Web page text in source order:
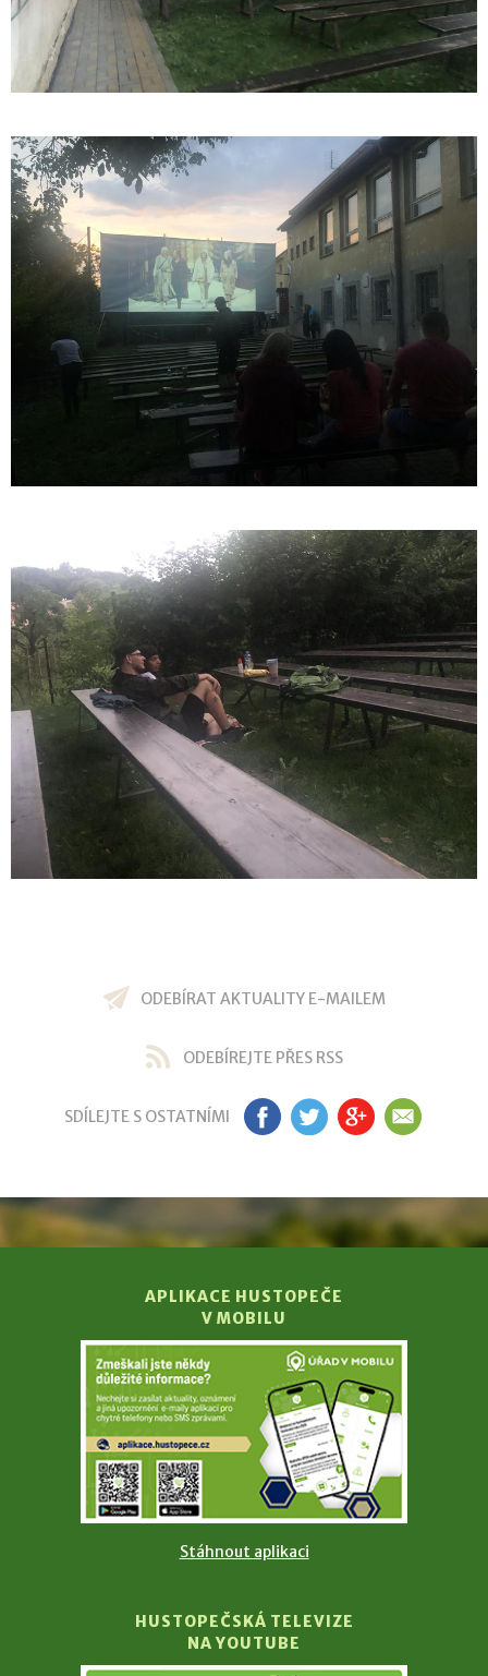
ODEBÍRAT AKTUALITY E-MAILEM
ODEBÍREJTE PŘES RSS
SDÍLEJTE S OSTATNÍMI FB TW GP EM
APLIKACE HUSTOPEČE
V MOBILU
Stáhnout aplikaci
HUSTOPEČSKÁ TELEVIZE
NA YOUTUBE